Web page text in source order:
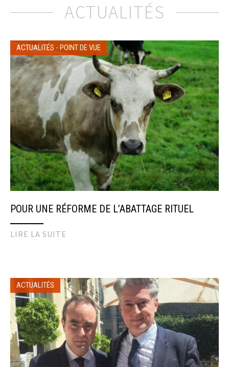
ACTUALITÉS
ACTUALITÉS - POINT DE VUE
POUR UNE RÉFORME DE L’ABATTAGE RITUEL
LIRE LA SUITE
ACTUALITÉS